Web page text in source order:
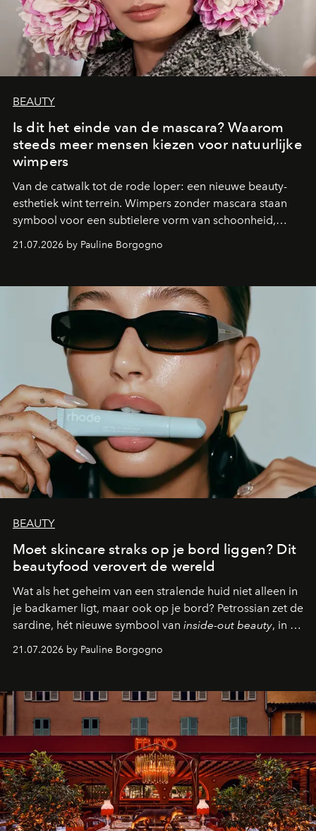
BEAUTY
Is dit het einde van de mascara? Waarom
steeds meer mensen kiezen voor natuurlijke
wimpers
Van de catwalk tot de rode loper: een nieuwe beauty-
esthetiek wint terrein. Wimpers zonder mascara staan
symbool voor een subtielere vorm van schoonheid,
aan make-up.
21.07.2026 by Pauline Borgogno
BEAUTY
Moet skincare straks op je bord liggen? Dit
beautyfood verovert de wereld
Wat als het geheim van een stralende huid niet alleen in
je badkamer ligt, maar ook op je bord? Petrossian zet de
sardine, hét nieuwe symbool van inside-out beauty, in de
21.07.2026 by Pauline Borgogno